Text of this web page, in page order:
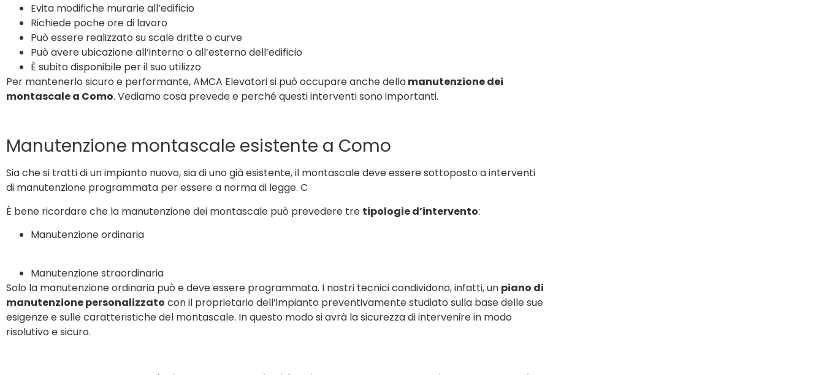
Evita modifiche murarie all’edificio
Richiede poche ore di lavoro
Può essere realizzato su scale dritte o curve
Può avere ubicazione all’interno o all’esterno dell’edificio
È subito disponibile per il suo utilizzo
Per mantenerlo sicuro e performante, AMCA Elevatori si può occupare anche dellamanutenzione dei
montascale a Como. Vediamo cosa prevede e perché questi interventi sono importanti.
Manutenzione montascale esistente a Como
Sia che si tratti di un impianto nuovo, sia di uno già esistente, il montascale deve essere sottoposto a interventi
di manutenzione programmata per essere a norma di legge. C
È bene ricordare che la manutenzione dei montascale può prevedere tre tipologie d’intervento:
Manutenzione ordinaria
Manutenzione straordinaria
Solo la manutenzione ordinaria può e deve essere programmata. I nostri tecnici condividono, infatti, un piano di
manutenzione personalizzato con il proprietario dell’impianto preventivamente studiato sulla base delle sue
esigenze e sulle caratteristiche del montascale. In questo modo si avrà la sicurezza di intervenire in modo
risolutivo e sicuro.